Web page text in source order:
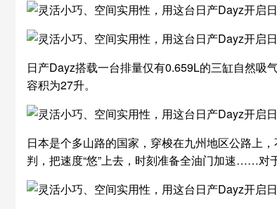
日产Dayz搭载一台排量仅有0.659L的三缸自然吸
容积为27升。
日本是个多山路的国家，穿梭在九州地区公路上
判，把速度“悠”上去，时刻准备全油门加速……对